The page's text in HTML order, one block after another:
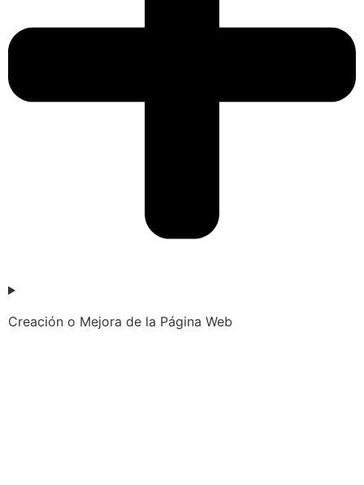
Creación o Mejora de la Página Web